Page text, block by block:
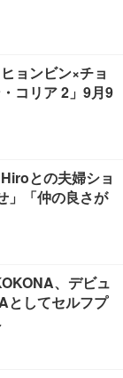
ョンビン×チョ
コリア 2」9月9
との夫婦ショ
」「仲の良さが
、デビュ
としてセルフプ